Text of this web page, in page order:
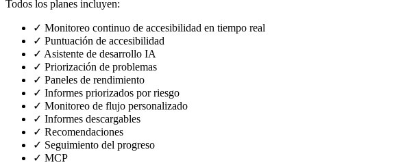
Todos los planes incluyen:
✓ Monitoreo continuo de accesibilidad en tiempo real
✓ Puntuación de accesibilidad
✓ Asistente de desarrollo IA
✓ Priorización de problemas
✓ Paneles de rendimiento
✓ Informes priorizados por riesgo
✓ Monitoreo de flujo personalizado
✓ Informes descargables
✓ Recomendaciones
✓ Seguimiento del progreso
✓ MCP